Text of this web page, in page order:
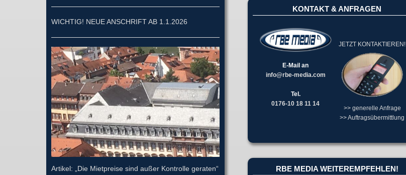
WICHTIG! NEUE ANSCHRIFT AB 1.1.2026
Artikel: „Die Mietpreise sind außer Kontrolle geraten“
KONTAKT & ANFRAGEN
E-Mail an
info@rbe-media.com
Tel.
0176-10 18 11 14
JETZT KONTAKTIEREN!
>> generelle Anfrage
>> Auftragsübermittlung
RBE MEDIA WEITEREMPFEHLEN!